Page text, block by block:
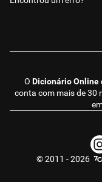
O Dicionário Online
conta com mais de 30
© 2011 - 2026